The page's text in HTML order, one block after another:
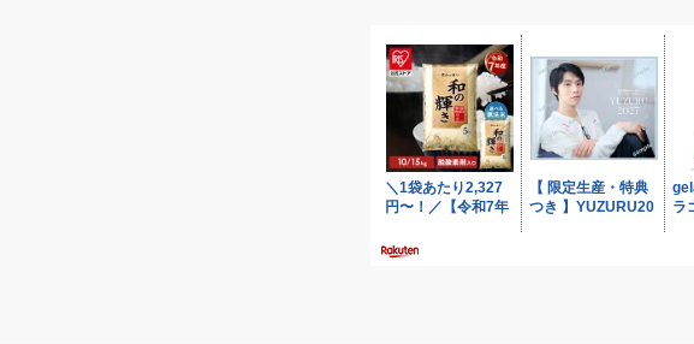
ア グラタン のびる
【Costco コストコ】